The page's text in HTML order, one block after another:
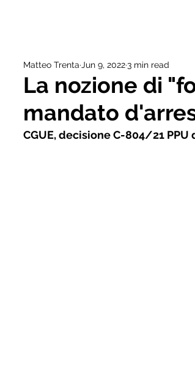
La nozione di
mandato
Matteo Trenta Jun 9, 20223 min read
CGUE, decisione C-804/21 PPU